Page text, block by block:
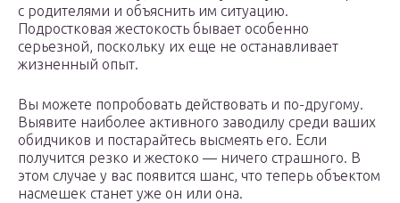
с родителями и объяснить им ситуацию.
Подростковая жестокость бывает особенно
серьезной, поскольку их еще не останавливает
жизненный опыт.
Вы можете попробовать действовать и по-другому.
Выявите наиболее активного заводилу среди ваших
обидчиков и постарайтесь высмеять его. Если
получится резко и жестоко — ничего страшного. В
этом случае у вас появится шанс, что теперь объектом
насмешек станет уже он или она.